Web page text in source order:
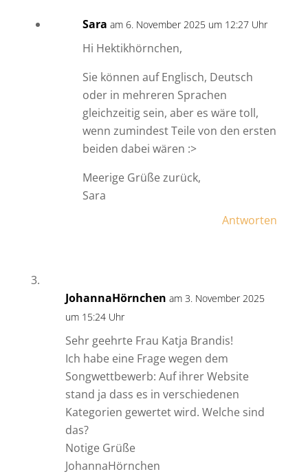
Sara am 6. November 2025 um 12:27 Uhr
Hi Hektikhörnchen,
Sie können auf Englisch, Deutsch
oder in mehreren Sprachen
gleichzeitig sein, aber es wäre toll,
wenn zumindest Teile von den ersten
beiden dabei wären :>
Meerige Grüße zurück,
Sara
Antworten
JohannaHörnchen am 3. November 2025
um 15:24 Uhr
Sehr geehrte Frau Katja Brandis!
Ich habe eine Frage wegen dem
Songwettbewerb: Auf ihrer Website
stand ja dass es in verschiedenen
Kategorien gewertet wird. Welche sind
das?
Notige Grüße
JohannaHörnchen